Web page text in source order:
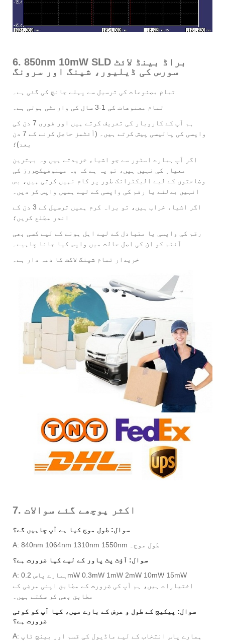
6. 850nm 10mW SLD براڈ بینڈ لائٹ
سورس کی ڈیلیور، شپنگ اور سرونگ
تمام مصنوعات کی ترسیل سے پہلے جانچ کی گئی ہے۔
تمام مصنوعات کی 1-3 سال کی وارنٹی ہوتی ہے۔
ہم آپ کے کاروبار کی تعریف کرتے ہیں اور فوری 7 دن کی
واپسی کی پالیسی پیش کرتے ہیں۔ (آئٹمز حاصل کرنے کے 7 دن
بعد)؛
اگر آپ ہمارے اسٹور سے جو اشیاء خریدتے ہیں وہ بہترین
معیار کی نہیں ہیں، تو یہ ہے کہ وہ مینوفیکچررز کی
وضاحتوں کے لیے الیکٹرانک طور پر کام نہیں کرتی ہیں، بس
انہیں بدلنے یا رقم کی واپسی کے لیے ہمیں واپس کر دیں۔
اگر اشیاء خراب ہیں، تو براہ کرم ہمیں ترسیل کے 3 دن کے
اندر مطلع کریں؛
رقم کی واپسی یا متبادل کے لیے اہل ہونے کے لیے کسی بھی
آئٹم کو ان کی اصل حالت میں واپس کیا جانا چاہیے۔
خریدار تمام شپنگ لاگت کا ذمہ دار ہے۔
7. اکثر پوچھے گئے سوالات
سوال: طول موج کیا ہے آپ چاہیں گے؟
A: 840nm 1064nm 1310nm 1550nm طول موج۔
سوال: آؤٹ پٹ پاور کے لیے کیا ضرورت ہے؟
A: ہمارے پاس 0.2mW 0.3mW 1mW 2mW 10mW 15mW
اختیارات ہیں، ہم آپ کی ضرورت کے مطابق اپنی مرضی کے
مطابق بھی کر سکتے ہیں۔
سوال: پیکیج کے طول و عرض کے بارے میں، کیا آپ کو کوئی
ضرورت ہے؟
A: ہمارے پاس انتخاب کے لیے ماڈیول کی قسم اور بینچ ٹاپ